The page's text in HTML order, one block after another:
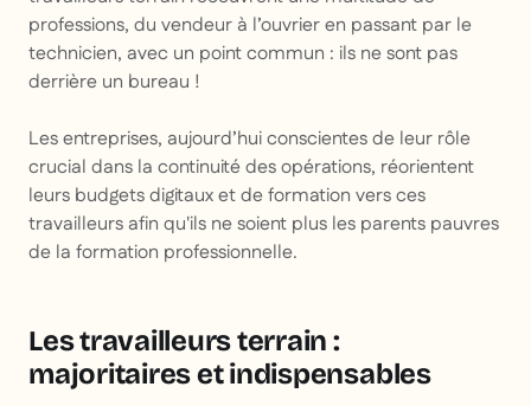
professions, du vendeur à l’ouvrier en passant par le
technicien, avec un point commun : ils ne sont pas
derrière un bureau !
Les entreprises, aujourd’hui conscientes de leur rôle
crucial dans la continuité des opérations, réorientent
leurs budgets digitaux et de formation vers ces
travailleurs afin qu'ils ne soient plus les parents pauvres
de la formation professionnelle.
Les travailleurs terrain :
majoritaires et indispensables